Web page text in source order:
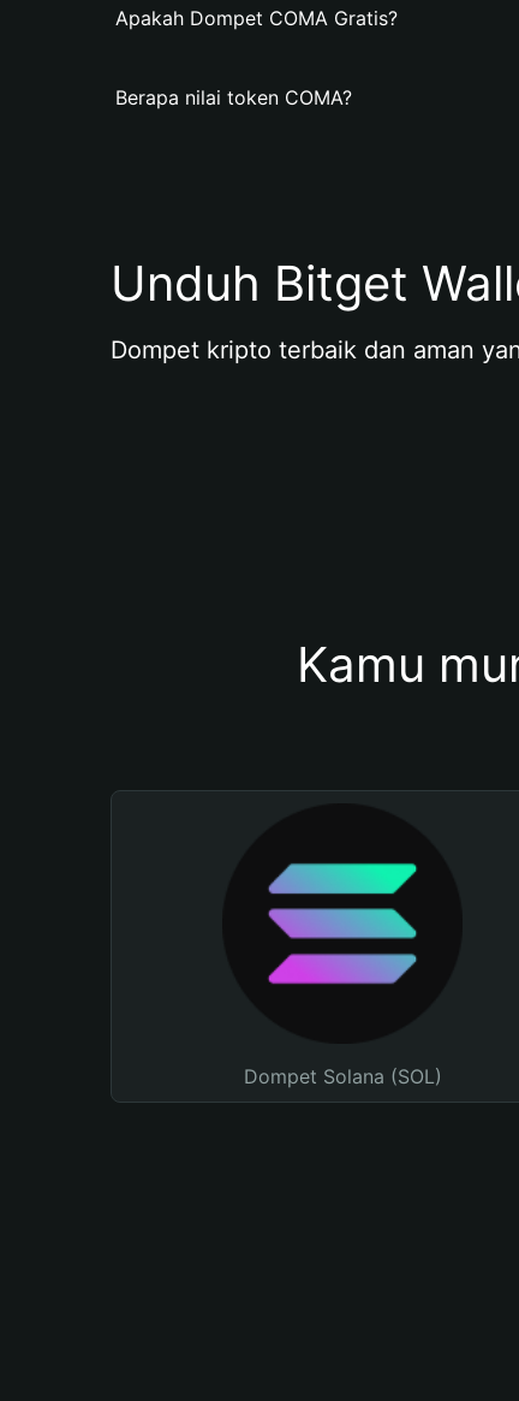
Apakah Dompet COMA Gratis?
Berapa nilai token COMA?
Unduh Bitget
Dompet kripto terbaik dan aman
Kamu
Dompet Solana (SOL)